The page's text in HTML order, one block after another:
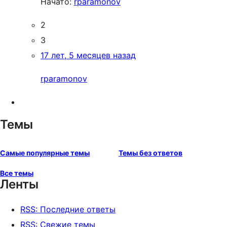
2
3
17 лет, 5 месяцев назад
rparamonov
Темы
Самые популярные темы Темы без ответов
Все темы
Ленты
RSS: Последние ответы
RSS: Свежие темы